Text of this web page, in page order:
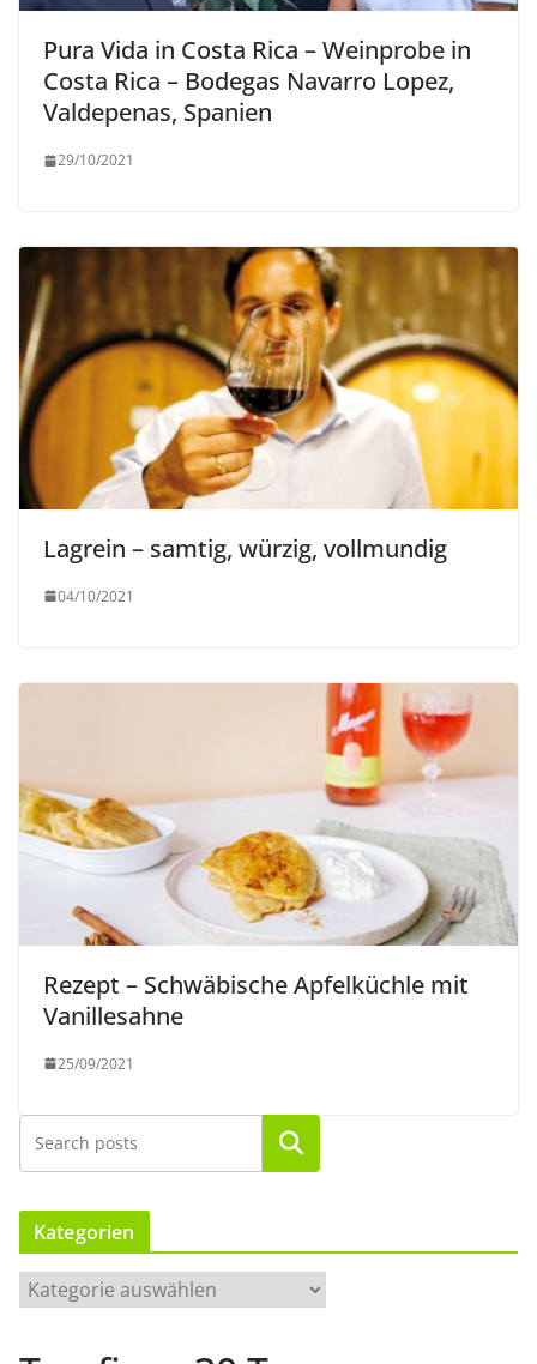
Pura Vida in Costa Rica – Weinprobe in
Costa Rica – Bodegas Navarro Lopez,
Valdepenas, Spanien
29/10/2021
Lagrein – samtig, würzig, vollmundig
04/10/2021
Rezept – Schwäbische Apfelküchle mit
Vanillesahne
25/09/2021
Suchen
Kategorien
a